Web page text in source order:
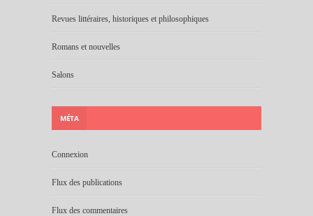
Revues littéraires, historiques et philosophiques
Romans et nouvelles
Salons
MÉTA
Connexion
Flux des publications
Flux des commentaires